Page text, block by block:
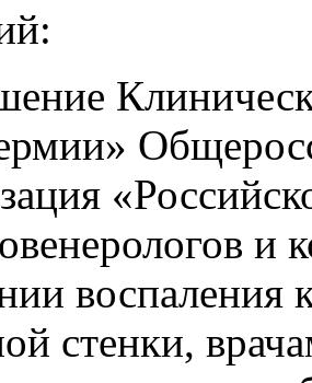
и
воспаления
стенки,